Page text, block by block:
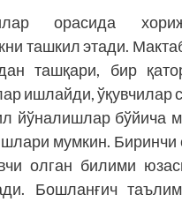
орасида
ташкил этади.
ташқари, бир
ишлайди, ўқувчилар
йўналишлар бўйи­ча
мумкин.
олган билими
Бошланғич